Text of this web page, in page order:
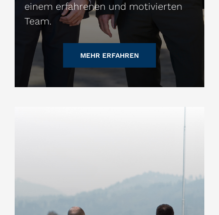
einem erfahrenen und motivierten
Team.
MEHR ERFAHREN